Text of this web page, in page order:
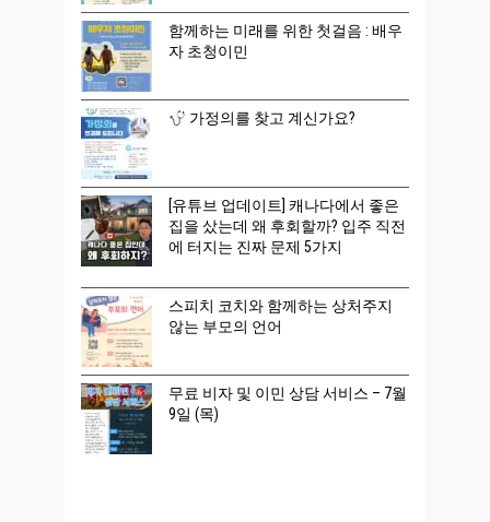
함께하는 미래를 위한 첫걸음 : 배우
자 초청이민
가정의를 찾고 계신가요?
[유튜브 업데이트] 캐나다에서 좋은
집을 샀는데 왜 후회할까? 입주 직전
에 터지는 진짜 문제 5가지
스피치 코치와 함께하는 상처주지
않는 부모의 언어
무료 비자 및 이민 상담 서비스 – 7월
9일 (목)